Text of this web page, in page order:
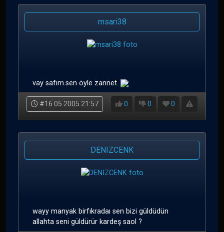
msari38
vay safım.sen öyle zannet.
#16.05.2005 21:57 0 0 0
DENIZCENK
wayy manyak birfıkradaı sen bizi güldüdün
allahta seni güldürür kardeş saol ?